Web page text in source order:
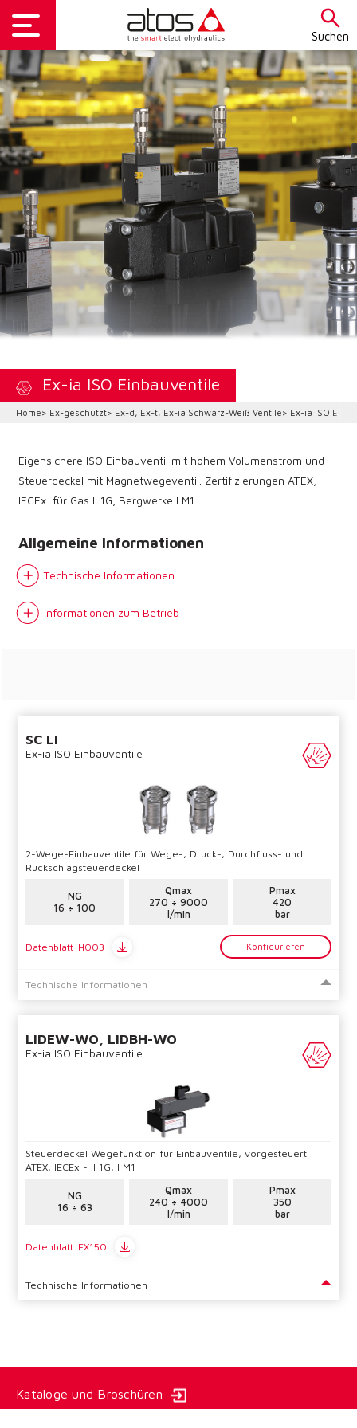
Suchen
Ex-ia ISO Einbauventile
Home Ex-geschützt Ex-d, Ex-t, Ex-ia Schwarz-Weiß Ventile Ex-ia ISO
Eigensichere ISO Einbauventil mit hohem Volumenstrom und
Steuerdeckel mit Magnetwegeventil. Zertifizierungen ATEX,
IECEx für Gas II 1G, Bergwerke I M1.
Allgemeine Informationen
Technische Informationen
Informationen zum Betrieb
SC LI
Ex-ia ISO Einbauventile
2-Wege-Einbauventile für Wege-, Druck-, Durchfluss- und
Rückschlagsteuerdeckel
NG
16 ÷ 100
Qmax
270 ÷ 9000
l/min
Pmax
420
bar
Datenblatt H003 Konfigurieren
Technische Informationen
LIDEW-WO, LIDBH-WO
Ex-ia ISO Einbauventile
Steuerdeckel Wegefunktion für Einbauventile, vorgesteuert.
ATEX, IECEx - II 1G, I M1
NG
16 ÷ 63
Qmax
240 ÷ 4000
l/min
Pmax
350
bar
Datenblatt EX150
Technische Informationen
Kataloge und Broschüren